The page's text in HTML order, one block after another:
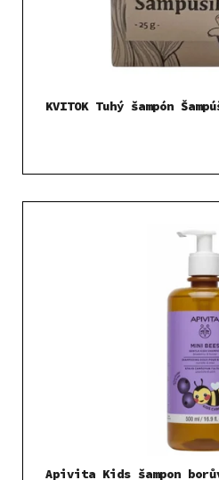
KVITOK Tuhý šampón
Apivita Kids šampon